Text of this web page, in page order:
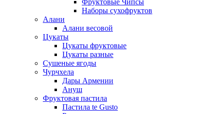
Фруктовые Чипсы
Наборы сухофруктов
Алани
Алани весовой
Цукаты
Цукаты фруктовые
Цукаты разные
Сушеные ягоды
Чурчхела
Дары Армении
Ануш
Фруктовая пастила
Пастила te Gusto